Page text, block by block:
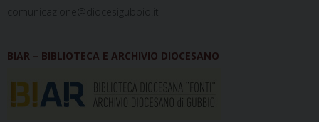
comunicazione@diocesigubbio.it
BIAR – BIBLIOTECA E ARCHIVIO DIOCESANO